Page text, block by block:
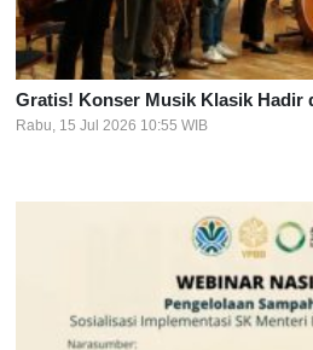
Gratis! Konser Musik Klasik Hadir
Rabu, 15 Jul 2026 10:55 WIB